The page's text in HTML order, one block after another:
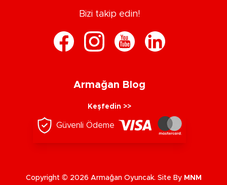
Bizi takip edin!
Armağan Blog
Keşfedin >>
Güvenli Ödeme
Copyright © 2026 Armağan Oyuncak. Site By MNM